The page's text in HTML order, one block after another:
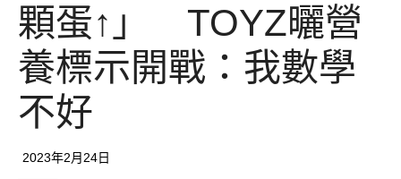
顆蛋↑」 TOYZ曬營
養標示開戰：我數學
不好
2023年2月24日